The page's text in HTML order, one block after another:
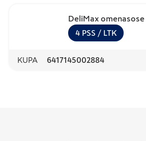
DeliMax omenasose
4 PSS / LTK
KUPA 6417145002884